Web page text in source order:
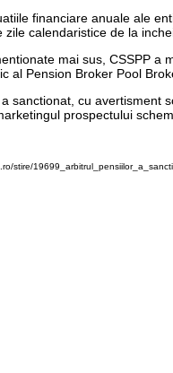
financiare anuale ale
calendaristice de la
mai sus, CSSPP
al Pension Broker Pool
sanctionat, cu avertisment
prospectului
stire/